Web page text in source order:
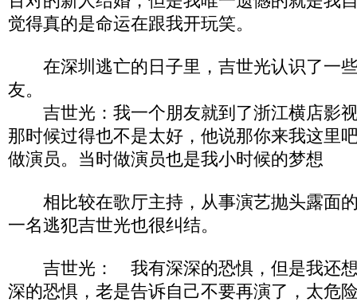
觉得真的是命运在跟我开玩笑。
在深圳逃亡的日子里，吉世光认识了一
友。
吉世光：我一个朋友就到了浙江横店影
那时候过得也不是太好，他说那你来我这里
做演员。当时做演员也是我小时候的梦想
相比较在歌厅主持，从事演艺抛头露面
一名逃犯吉世光也很纠结。
吉世光： 我有深深的恐惧，但是我还想
深的恐惧，老是告诉自己不要再演了，太危